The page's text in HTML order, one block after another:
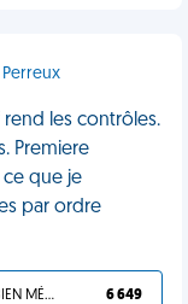
Perreux
les contrôles.
Premiere
que je
par ordre
TU L'AS BIEN MÉRITÉ 6 649